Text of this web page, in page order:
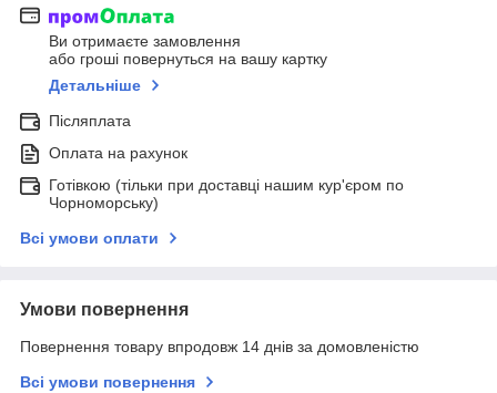
Ви отримаєте замовлення
або гроші повернуться на вашу картку
Детальніше
Післяплата
Оплата на рахунок
Готівкою (тільки при доставці нашим кур'єром по
Чорноморську)
Всі умови оплати
Умови повернення
Повернення товару впродовж 14 днів за домовленістю
Всі умови повернення